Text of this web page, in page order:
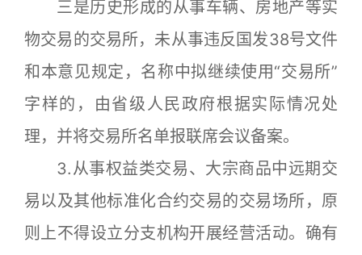
三是历史形成的从事车辆、房地产等实
物交易的交易所，未从事违反国发38号文件
和本意见规定，名称中拟继续使用“交易所”
字样的，由省级人民政府根据实际情况处
理，并将交易所名单报联席会议备案。
3.从事权益类交易、大宗商品中远期交
易以及其他标准化合约交易的交易场所，原
则上不得设立分支机构开展经营活动。确有